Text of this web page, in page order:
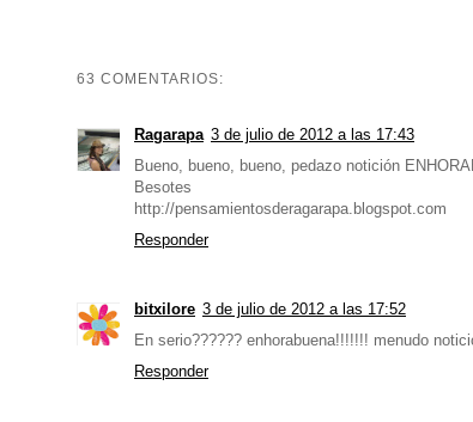
63 COMENTARIOS:
Ragarapa 3 de julio de 2012 a las 17:43
Bueno, bueno, bueno, pedazo notición
Besotes
http://pensamientosderagarapa.blogspot.com
Responder
bitxilore 3 de julio de 2012 a las 17:52
En serio?????? enhorabuena!!!!!!! menudo
Responder